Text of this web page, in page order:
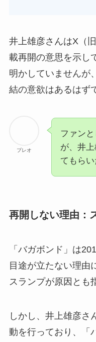
井上雄彦さんはX（
載再開の意思を示し
明かしていませんが
結の意欲はあるはず
プレオ
ファン
が、井
てもらい
再開しない理由：
「バガボンド」は
目途が立たない理由
スランプが原因とも
しかし、井上雄彦さ
動を行っており、「